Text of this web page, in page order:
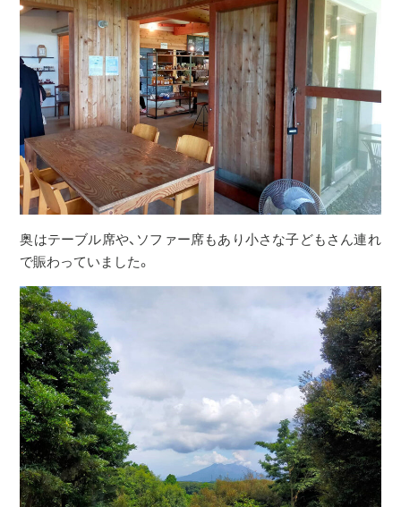
奥はテーブル席や、ソファー席もあり小さな子どもさん連れ
で賑わっていました。